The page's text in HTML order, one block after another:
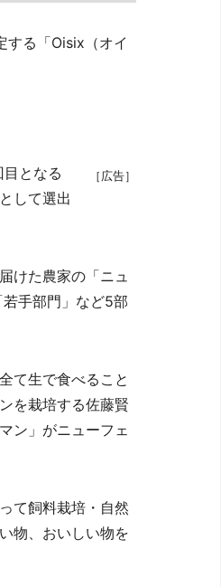
する「Oisix（オイ
［広告］
となる
して選出
けた農家の「ニュ
手部門」など5部
て生で食べること
を栽培する佐藤賢
ン」がニューフェ
て飼料栽培・自然
物、おいしい物を